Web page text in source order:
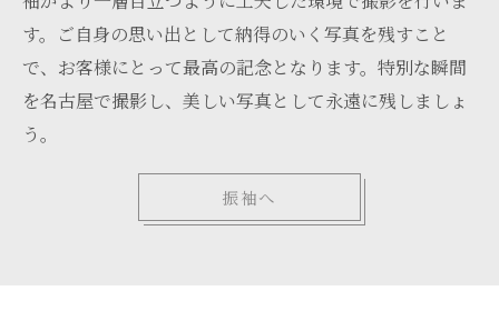
す。ご自身の思い出として納得のいく写真を残すこと
で、お客様にとって最高の記念となります。特別な瞬間
を名古屋で撮影し、美しい写真として永遠に残しましょ
う。
振袖へ